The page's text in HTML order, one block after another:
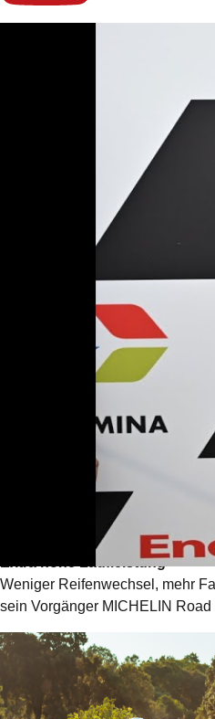
Top Performance &
Mit MICHELIN Motorradreifen
und beeindruckende
Extra hohe Laufleistung
Weniger Reifenwechsel, mehr
sein Vorgänger MICHELIN